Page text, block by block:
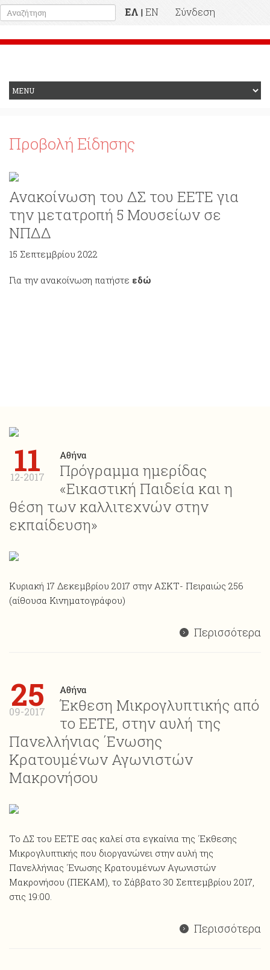
ΕΛ | EN
Σύνδεση
Προβολή Είδησης
Ανακοίνωση του ΔΣ του ΕΕΤΕ για
την μετατροπή 5 Μουσείων σε
ΝΠΔΔ
15 Σεπτεμβρίου 2022
Για την ανακοίνωση πατήστε εδώ
11
12-2017
Αθήνα
Πρόγραμμα ημερίδας
«Εικαστική Παιδεία και η
θέση των καλλιτεχνών στην
εκπαίδευση»
Κυριακή 17 Δεκεμβρίου 2017 στην ΑΣΚΤ- Πειραιώς 256
(αίθουσα Κινηματογράφου)
Περισσότερα
25
09-2017
Αθήνα
Έκθεση Μικρογλυπτικής από
το ΕΕΤΕ, στην αυλή της
Πανελλήνιας ΄Ενωσης
Κρατουμένων Αγωνιστών
Μακρονήσου
Το ΔΣ του ΕΕΤΕ σας καλεί στα εγκαίνια της ΄Εκθεσης
Μικρογλυπτικής που διοργανώνει στην αυλή της
Πανελλήνιας ΄Ενωσης Κρατουμένων Αγωνιστών
Μακρονήσου (ΠΕΚΑΜ), το Σάββατο 30 Σεπτεμβρίου 2017,
στις 19:00.
Περισσότερα